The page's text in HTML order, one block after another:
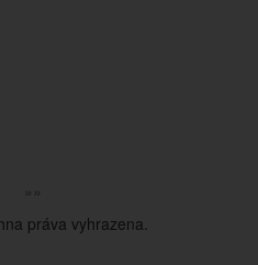
»»
práva vyhrazena.